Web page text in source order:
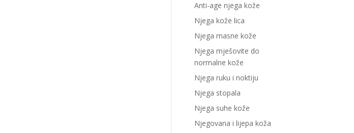
Anti-age njega kože
Njega kože lica
Njega masne kože
Njega mješovite do
normalne kože
Njega ruku i noktiju
Njega stopala
Njega suhe kože
Njegovana i lijepa koža